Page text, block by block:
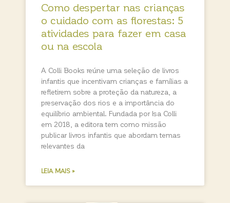
Como despertar nas crianças
o cuidado com as florestas: 5
atividades para fazer em casa
ou na escola
A Colli Books reúne uma seleção de livros
infantis que incentivam crianças e famílias a
refletirem sobre a proteção da natureza, a
preservação dos rios e a importância do
equilíbrio ambiental. Fundada por Isa Colli
em 2018, a editora tem como missão
publicar livros infantis que abordam temas
relevantes da
LEIA MAIS »